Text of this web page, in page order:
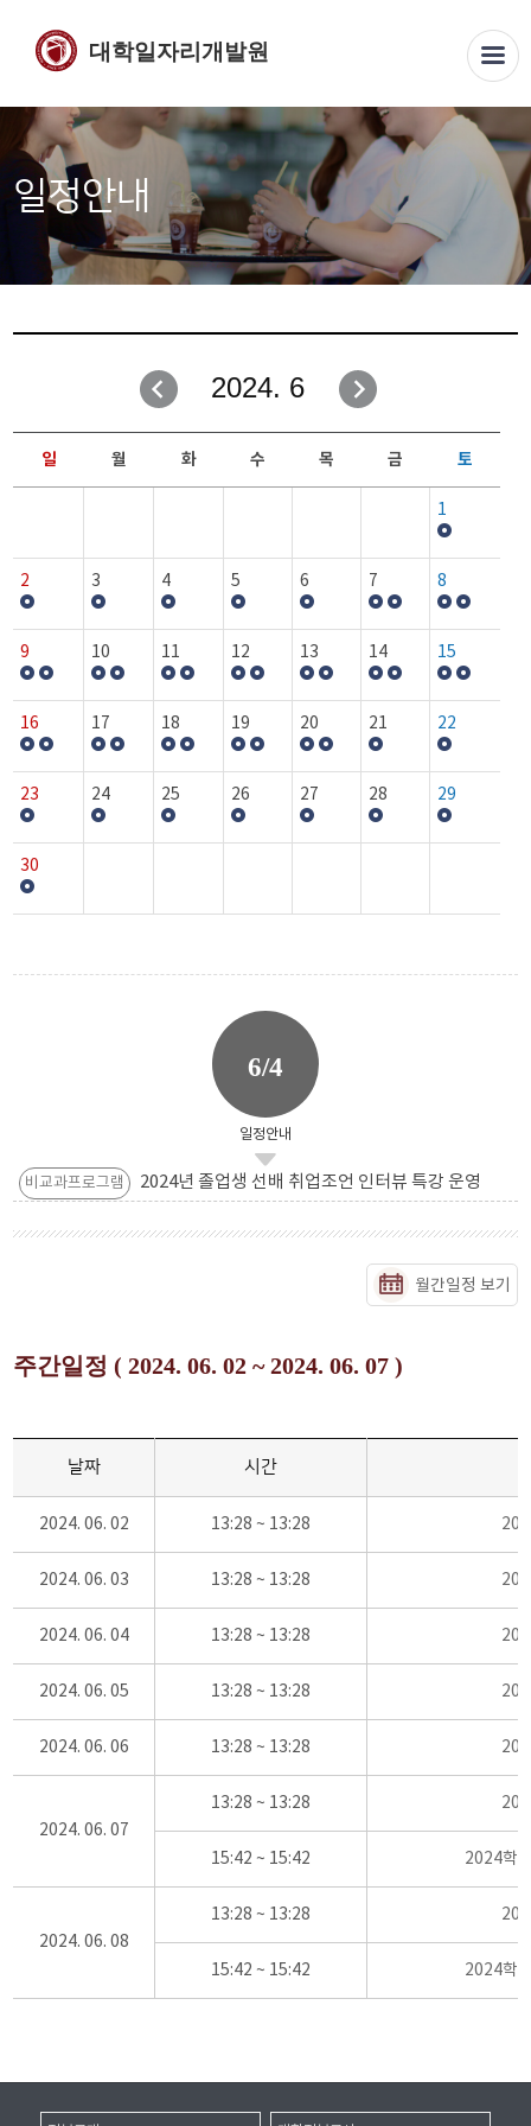
대학일자리개발원
일정안내
2024. 6
일 월 화 수 목 금 토
1
2 3 4 5 6 7 8
9 10 11 12 13 14 15
16 17 18 19 20 21 22
23 24 25 26 27 28 29
30
6/4
일정안내
비교과프로그램 2024년 졸업생 선배 취업조언 인터뷰 특강 운영
월간일정 보기
주간일정 ( 2024. 06. 02 ~ 2024. 06. 07 )
날짜 시간
2024. 06. 02 13:28 ~ 13:28
2024. 06. 03 13:28 ~ 13:28
2024. 06. 04 13:28 ~ 13:28
2024. 06. 05 13:28 ~ 13:28
2024. 06. 06 13:28 ~ 13:28
2024. 06. 07
13:28 ~ 13:28
15:42 ~ 15:42 2024학
2024. 06. 08
13:28 ~ 13:28
15:42 ~ 15:42 2024학